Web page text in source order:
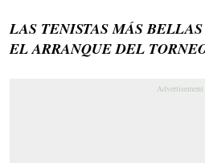
LAS TENISTAS MÁS
EL ARRANQUE DEL